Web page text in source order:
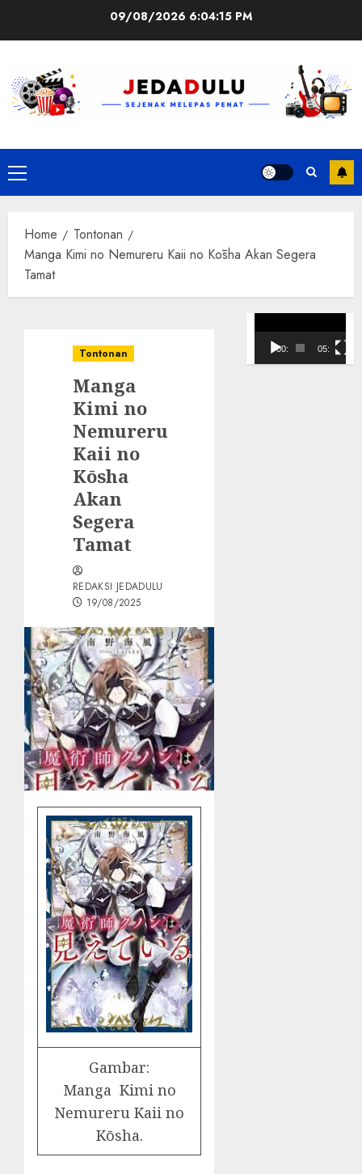
09/08/2026 6:04:16 PM
Primary
Menu
Home
Tontonan
Manga Kimi no Nemureru Kaii no Kōsha Akan Segera
Tamat
Tontonan
Manga
Kimi no
Nemureru
Kaii no
Kōsha
Akan
Segera
Tamat
REDAKSI JEDADULU
19/08/2025
Gambar:
Manga Kimi no
Nemureru Kaii no
Kōsha.
Video
00:00 05:10